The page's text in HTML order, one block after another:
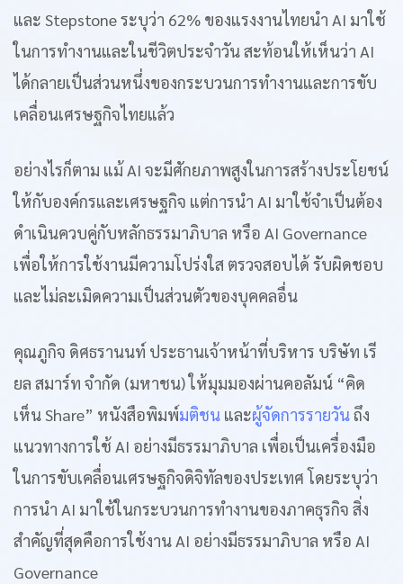
และ Stepstone ระบุว่า 62% ของแรงงานไทยนำ AI มาใช้
ในการทำงานและในชีวิตประจำวัน สะท้อนให้เห็นว่า AI
ได้กลายเป็นส่วนหนึ่งของกระบวนการทำงานและการขับ
เคลื่อนเศรษฐกิจไทยแล้ว
อย่างไรก็ตาม แม้ AI จะมีศักยภาพสูงในการสร้างประโยชน์
ให้กับองค์กรและเศรษฐกิจ แต่การนำ AI มาใช้จำเป็นต้อง
ดำเนินควบคู่กับหลักธรรมาภิบาล หรือ AI Governance
เพื่อให้การใช้งานมีความโปร่งใส ตรวจสอบได้ รับผิดชอบ
และไม่ละเมิดความเป็นส่วนตัวของบุคคลอื่น
คุณภูกิจ ดิศธรานนท์ ประธานเจ้าหน้าที่บริหาร บริษัท เรี
ยล สมาร์ท จำกัด (มหาชน) ให้มุมมองผ่านคอลัมน์ “คิด
เห็น Share” หนังสือพิมพ์มติชน และผู้จัดการรายวันถึง
แนวทางการใช้ AI อย่างมีธรรมาภิบาล เพื่อเป็นเครื่องมือ
ในการขับเคลื่อนเศรษฐกิจดิจิทัลของประเทศ โดยระบุว่า
การนำ AI มาใช้ในกระบวนการทำงานของภาคธุรกิจ สิ่ง
สำคัญที่สุดคือการใช้งาน AI อย่างมีธรรมาภิบาล หรือ AI
Governance